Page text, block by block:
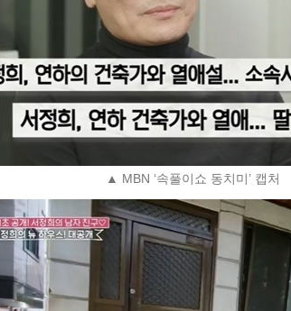
▲ MBN ‘속풀이쇼 동치미’ 캡처